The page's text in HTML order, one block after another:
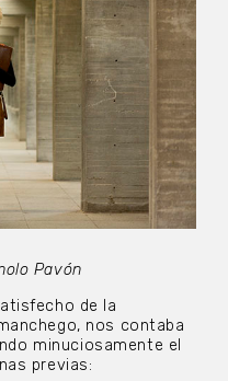
Pavón
de la
nos contaba
minuciosamente el
previas: